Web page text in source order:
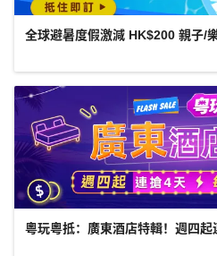
全球避暑度
粵玩粵抵：廣東酒店特輯！週四